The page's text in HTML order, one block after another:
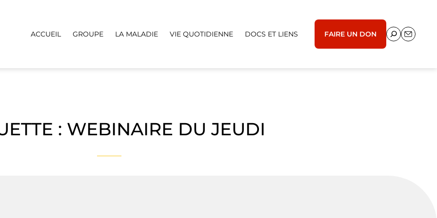
ACCUEIL GROUPE LA MALADIE VIE QUOTIDIENNE DOCS ET LIENS FAIRE UN DON
: WEBINAIRE DU JEUDI